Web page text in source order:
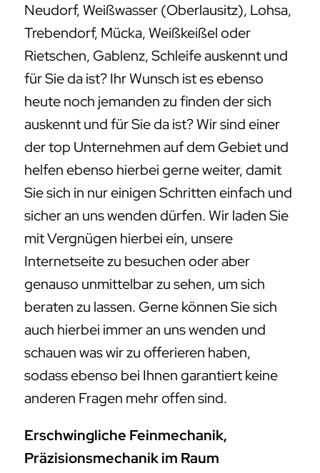
Neudorf, Weißwasser (Oberlausitz), Lohsa,
Trebendorf, Mücka, Weißkeißel oder
Rietschen, Gablenz, Schleife auskennt und
für Sie da ist? Ihr Wunsch ist es ebenso
heute noch jemanden zu finden der sich
auskennt und für Sie da ist? Wir sind einer
der top Unternehmen auf dem Gebiet und
helfen ebenso hierbei gerne weiter, damit
Sie sich in nur einigen Schritten einfach und
sicher an uns wenden dürfen. Wir laden Sie
mit Vergnügen hierbei ein, unsere
Internetseite zu besuchen oder aber
genauso unmittelbar zu sehen, um sich
beraten zu lassen. Gerne können Sie sich
auch hierbei immer an uns wenden und
schauen was wir zu offerieren haben,
sodass ebenso bei Ihnen garantiert keine
anderen Fragen mehr offen sind.
Erschwingliche Feinmechanik,
Präzisionsmechanik im Raum